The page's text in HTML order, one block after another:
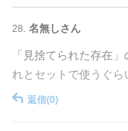
28. 名無しさん
「見捨てられた存在
れとセットで使うぐら
返信(0)